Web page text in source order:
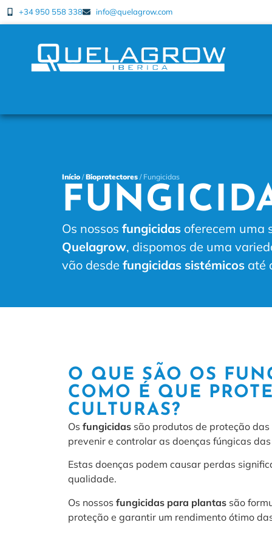
+34 950 558 338 info@quelagrow.com
Início /Bioprotectores / Fungicidas
Os nossos fungicidas oferecem uma
Quelagrow, dispomos de uma
vão desde fungicidas sistémicos até
O QUE SÃO OS
COMO É QUE
CULTURAS?
Os fungicidas são produtos de proteção
prevenir e controlar as doenças fúngicas
Estas doenças podem causar perdas
qualidade.
Os nossos fungicidas para plantas são
proteção e garantir um rendimento ótimo